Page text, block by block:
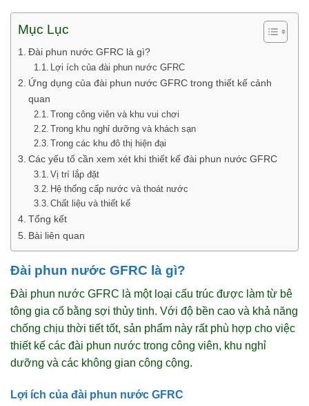
Mục Lục
Đài phun nước GFRC là gì?
Lợi ích của đài phun nước GFRC
Ứng dụng của đài phun nước GFRC trong thiết kế cảnh
quan
Trong công viên và khu vui chơi
Trong khu nghỉ dưỡng và khách sạn
Trong các khu đô thị hiện đại
Các yếu tố cần xem xét khi thiết kế đài phun nước GFRC
Vị trí lắp đặt
Hệ thống cấp nước và thoát nước
Chất liệu và thiết kế
Tổng kết
Bài liên quan
Đài phun nước GFRC là gì?
Đài phun nước GFRC là một loại cấu trúc được làm từ bê
tông gia cố bằng sợi thủy tinh. Với độ bền cao và khả năng
chống chịu thời tiết tốt, sản phẩm này rất phù hợp cho việc
thiết kế các đài phun nước trong công viên, khu nghỉ
dưỡng và các không gian công cộng.
Lợi ích của đài phun nước GFRC